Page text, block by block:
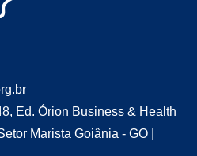
Ed. Órion Business & Health
Marista Goiânia - GO |